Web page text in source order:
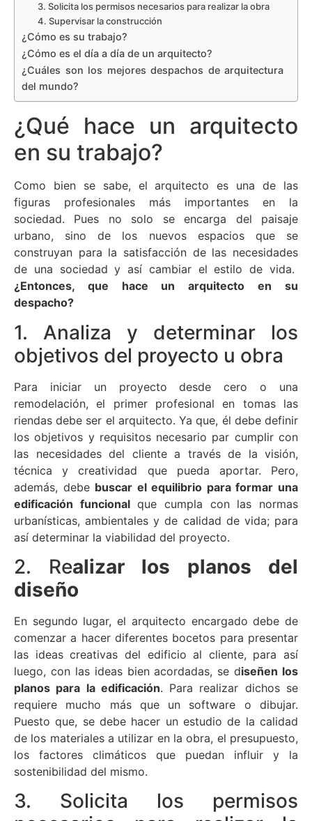
3. Solicita los permisos necesarios para realizar la obra
4. Supervisar la construcción
¿Cómo es su trabajo?
¿Cómo es el día a día de un arquitecto?
¿Cuáles son los mejores despachos de arquitectura
del mundo?
¿Qué hace un arquitecto
en su trabajo?
Como bien se sabe, el arquitecto es una de las
figuras profesionales más importantes en la
sociedad. Pues no solo se encarga del paisaje
urbano, sino de los nuevos espacios que se
construyan para la satisfacción de las necesidades
de una sociedad y así cambiar el estilo de vida.
¿Entonces, que hace un arquitecto en su
despacho?
1. Analiza y determinar los
objetivos del proyecto u obra
Para iniciar un proyecto desde cero o una
remodelación, el primer profesional en tomas las
riendas debe ser el arquitecto. Ya que, él debe definir
los objetivos y requisitos necesario par cumplir con
las necesidades del cliente a través de la visión,
técnica y creatividad que pueda aportar. Pero,
además, debe buscar el equilibrio para formar una
edificación funcionalque cumpla con las normas
urbanísticas, ambientales y de calidad de vida; para
así determinar la viabilidad del proyecto.
2. Realizar los planos del
diseño
En segundo lugar, el arquitecto encargado debe de
comenzar a hacer diferentes bocetos para presentar
las ideas creativas del edificio al cliente, para así
luego, con las ideas bien acordadas, se diseñen los
planos para la edificación. Para realizar dichos se
requiere mucho más que un software o dibujar.
Puesto que, se debe hacer un estudio de la calidad
de los materiales a utilizar en la obra, el presupuesto,
los factores climáticos que puedan influir y la
sostenibilidad del mismo.
3. Solicita los permisos